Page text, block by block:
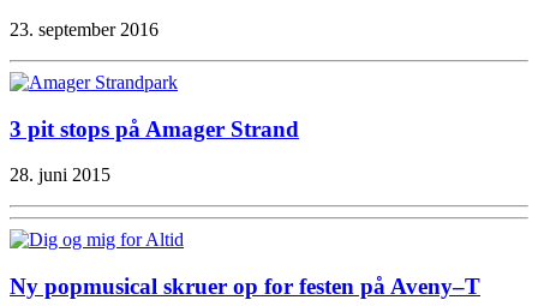
23. september 2016
3 pit stops på Amager Strand
28. juni 2015
Ny popmusical skruer op for festen på Aveny–T